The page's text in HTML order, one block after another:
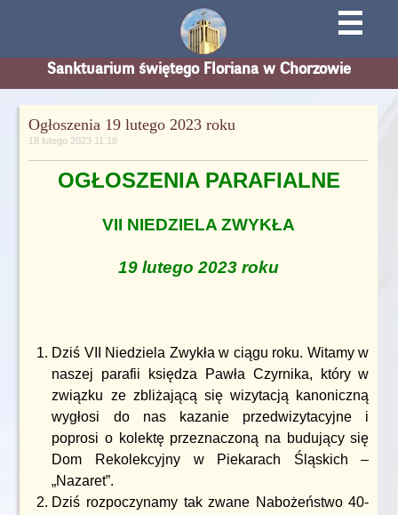
☰
Sanktuarium świętego Floriana w Chorzowie
Ogłoszenia 19 lutego 2023 roku
18 lutego 2023 11:18
OGŁOSZENIA PARAFIALNE
VII NIEDZIELA ZWYKŁA
19 lutego 2023 roku
Dziś VII Niedziela Zwykła w ciągu roku. Witamy w
naszej parafii księdza Pawła Czyrnika, który w
związku ze zbliżającą się wizytacją kanoniczną
wygłosi do nas kazanie przedwizytacyjne i
poprosi o kolektę przeznaczoną na budujący się
Dom Rekolekcyjny w Piekarach Śląskich –
„Nazaret”.
Dziś rozpoczynamy tak zwane Nabożeństwo 40-